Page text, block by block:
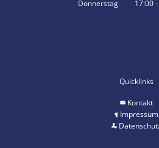
Donnerstag 17:00-
Quicklinks
Kontakt
Impressum